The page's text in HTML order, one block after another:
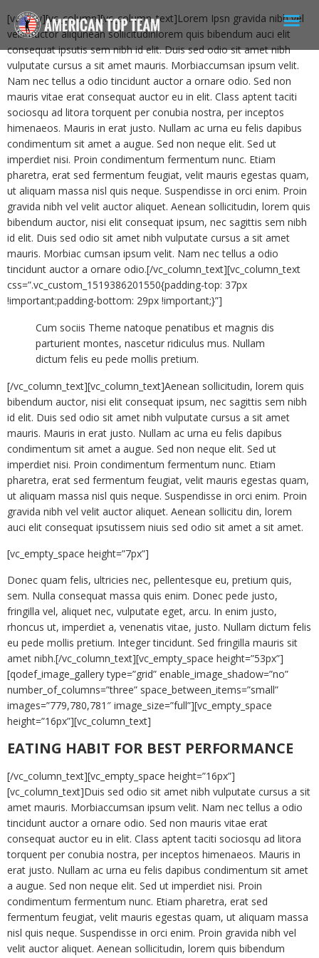
[vc_row][vc_column][vc_column_text]Lorem Ipsn gravida nibh vel
velit auctor aliqunean sollicitudinlorem quis bibendum auci elit
consequat ipsutis sem nibh id elit. Duis sed odio sit amet nibh
vulputate cursus a sit amet mauris. Morbiaccumsan ipsum velit.
Nam nec tellus a odio tincidunt auctor a ornare odio. Sed non
mauris vitae erat consequat auctor eu in elit. Class aptent taciti
sociosqu ad litora torquent per conubia nostra, per inceptos
himenaeos. Mauris in erat justo. Nullam ac urna eu felis dapibus
condimentum sit amet a augue. Sed non neque elit. Sed ut
imperdiet nisi. Proin condimentum fermentum nunc. Etiam
pharetra, erat sed fermentum feugiat, velit mauris egestas quam,
ut aliquam massa nisl quis neque. Suspendisse in orci enim. Proin
gravida nibh vel velit auctor aliquet. Aenean sollicitudin, lorem quis
bibendum auctor, nisi elit consequat ipsum, nec sagittis sem nibh
id elit. Duis sed odio sit amet nibh vulputate cursus a sit amet
mauris. Morbiac cumsan ipsum velit. Nam nec tellus a odio
tincidunt auctor a ornare odio.[/vc_column_text][vc_column_text
css=”.vc_custom_1519386201550{padding-top: 37px
!important;padding-bottom: 29px !important;}”]
Cum sociis Theme natoque penatibus et magnis dis
parturient montes, nascetur ridiculus mus. Nullam
dictum felis eu pede mollis pretium.
[/vc_column_text][vc_column_text]Aenean sollicitudin, lorem quis
bibendum auctor, nisi elit consequat ipsum, nec sagittis sem nibh
id elit. Duis sed odio sit amet nibh vulputate cursus a sit amet
mauris. Mauris in erat justo. Nullam ac urna eu felis dapibus
condimentum sit amet a augue. Sed non neque elit. Sed ut
imperdiet nisi. Proin condimentum fermentum nunc. Etiam
pharetra, erat sed fermentum feugiat, velit mauris egestas quam,
ut aliquam massa nisl quis neque. Suspendisse in orci enim. Proin
gravida nibh vel velit auctor aliquet. Aenean sollicitu din, lorem
auci elit consequat ipsutissem niuis sed odio sit amet a sit amet.
[vc_empty_space height=”7px”]
Donec quam felis, ultricies nec, pellentesque eu, pretium quis,
sem. Nulla consequat massa quis enim. Donec pede justo,
fringilla vel, aliquet nec, vulputate eget, arcu. In enim justo,
rhoncus ut, imperdiet a, venenatis vitae, justo. Nullam dictum felis
eu pede mollis pretium. Integer tincidunt. Sed fringilla mauris sit
amet nibh.[/vc_column_text][vc_empty_space height=”53px”]
[qodef_image_gallery type=”grid” enable_image_shadow=”no”
number_of_columns=”three” space_between_items=”small”
images=”779,780,781″ image_size=”full”][vc_empty_space
height=”16px”][vc_column_text]
EATING HABIT FOR BEST PERFORMANCE
[/vc_column_text][vc_empty_space height=”16px”]
[vc_column_text]Duis sed odio sit amet nibh vulputate cursus a sit
amet mauris. Morbiaccumsan ipsum velit. Nam nec tellus a odio
tincidunt auctor a ornare odio. Sed non mauris vitae erat
consequat auctor eu in elit. Class aptent taciti sociosqu ad litora
torquent per conubia nostra, per inceptos himenaeos. Mauris in
erat justo. Nullam ac urna eu felis dapibus condimentum sit amet
a augue. Sed non neque elit. Sed ut imperdiet nisi. Proin
condimentum fermentum nunc. Etiam pharetra, erat sed
fermentum feugiat, velit mauris egestas quam, ut aliquam massa
nisl quis neque. Suspendisse in orci enim. Proin gravida nibh vel
velit auctor aliquet. Aenean sollicitudin, lorem quis bibendum